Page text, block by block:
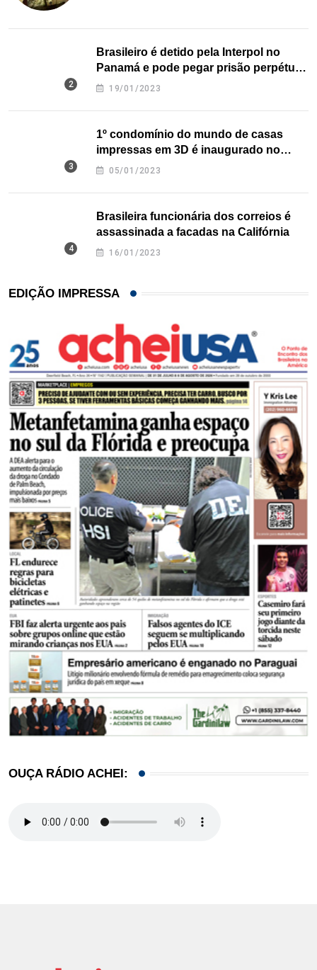
Brasileiro é detido pela Interpol no
Panamá e pode pegar prisão perpétua
nos EUA
19/01/2023
1º condomínio do mundo de casas
impressas em 3D é inaugurado no
Texas
05/01/2023
Brasileira funcionária dos correios é
assassinada a facadas na Califórnia
16/01/2023
EDIÇÃO IMPRESSA
OUÇA RÁDIO ACHEI: